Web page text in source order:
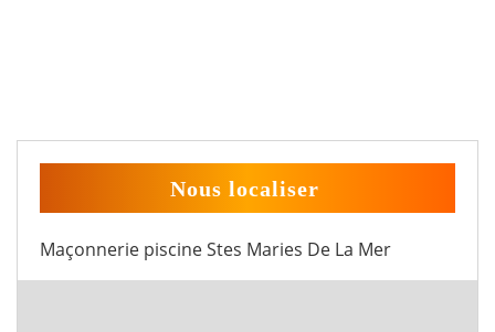
Nous localiser
Maçonnerie piscine Stes Maries De La Mer